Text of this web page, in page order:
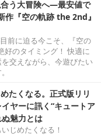
合う大冒険へ―最安値で
『空の軌跡 the 2nd』
前に迫る今こそ、『空の
好のタイミング！ 快適に
交えながら、今遊びたい
たくなる。正式版リリ
ヤーに訊く“キュートア
魅力とは
じめたくなる！